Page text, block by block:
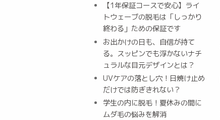
【1年保証コースで安心】ライ
トウェーブの脱毛は「しっかり
終わる」ための保証です
お出かけの日も、自信が持て
る。スッピンでも浮かないナチ
ュラルな目元デザインとは？
UVケアの落とし穴！日焼け止め
だけでは防ぎきれない？
学生の内に脱毛！夏休みの間に
ムダ毛の悩みを解消